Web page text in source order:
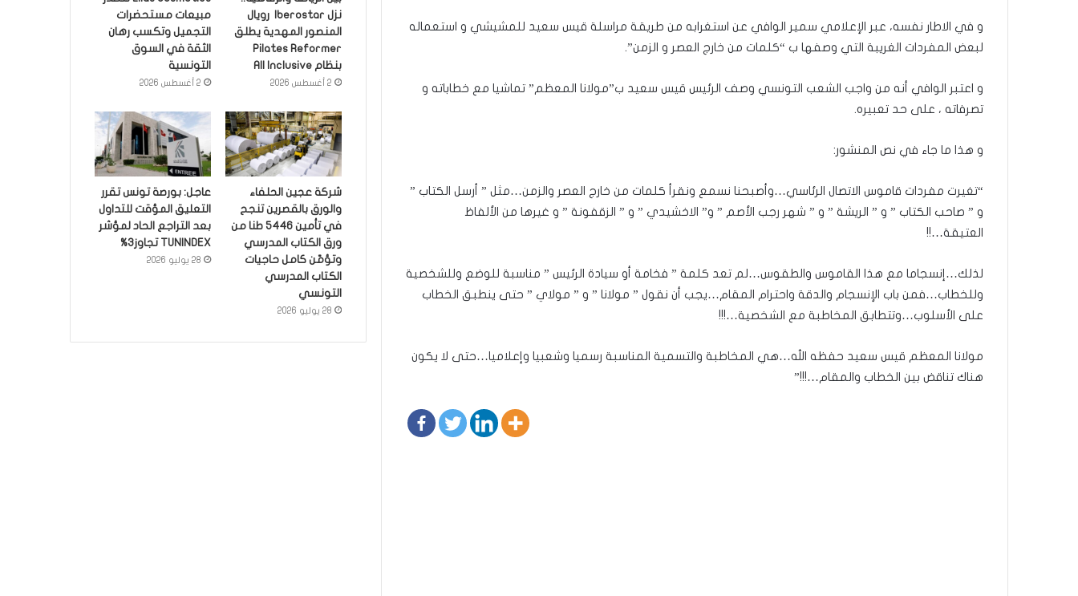
و في الاطار نفسه، عبر الإعلامي سمير الوافي عن استغرابه من طريقة مراسلة قيس سعيد للمشيشي و استعماله
لبعض المفردات الغريبة التي وصفها ب “كلمات من خارج العصر و الزمن”.
و اعتبر الوافي أنه من واجب الشعب التونسي وصف الرئيس قيس سعيد ب”مولانا المعظم” تماشيا مع خطاباته و
تصرفاته ، على حد تعبيره.
و هذا ما جاء في نص المنشور:
“تغيرت مفردات قاموس الاتصال الرئاسي…وأصبحنا نسمع ونقرأ كلمات من خارج العصر والزمن…مثل ” أرسل الكتاب ”
و ” صاحب الكتاب ” و ” الريشة ” و ” شهر رجب الأصم ” و” الاخشيدي ” و ” الزقفونة ” و غيرها من الألفاظ
العتيقة…!!
لذلك…إنسجاما مع هذا القاموس والطقوس…لم تعد كلمة ” فخامة أو سيادة الرئيس ” مناسبة للوضع وللشخصية
وللخطاب…فمن باب الإنسجام والدقة واحترام المقام…يجب أن نقول ” مولانا ” و ” مولاي ” حتى ينطبق الخطاب
على الأسلوب…وتتطابق المخاطبة مع الشخصية…!!!
مولانا المعظم قيس سعيد حفظه الله…هي المخاطبة والتسمية المناسبة رسميا وشعبيا وإعلاميا…حتى لا يكون
هناك تناقض بين الخطاب والمقام…!!!”
نزل Iberostar رويال
المنصور المهدية يطلق
Pilates Reformer
بنظام All Inclusive
2 أغسطس 2026
مبيعات مستحضرات
التجميل وتكسب رهان
الثقة في السوق
التونسية
2 أغسطس 2026
شركة عجين الحلفاء
والورق بالقصرين تنجح
في تأمين 5446 طنا من
ورق الكتاب المدرسي
وتؤمّن كامل حاجيات
الكتاب المدرسي
التونسي
28 يوليو 2026
عاجل: بورصة تونس تقرر
التعليق المؤقت للتداول
بعد التراجع الحاد لمؤشر
TUNINDEX تجاوز3%
28 يوليو 2026